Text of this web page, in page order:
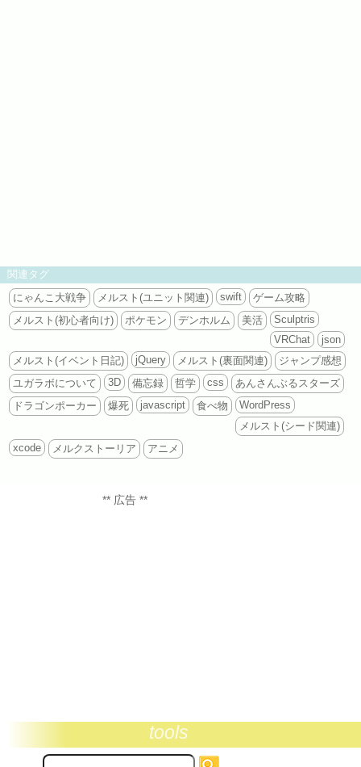
関連タグ
にゃんこ大戦争
メルスト(ユニット関連) swift
ゲーム攻略
メルスト(初心者向け)
ポケモン デンホルム 美活
Sculptris
VRChat
json
メルスト(イベント日記)
jQuery メルスト(裏面関連)
ジャンプ感想
ユガラボについて
3D 備忘録 哲学 css
あんさんぶるスターズ
ドラゴンポーカー
爆死 javascript 食べ物
WordPress
メルスト(シード関連)
xcode
メルクストーリア アニメ
** 広告 **
tools
サ